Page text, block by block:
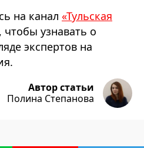
на канал «Тульская
, чтобы узнавать о
экспертов на
Автор статьи
Полина Степанова